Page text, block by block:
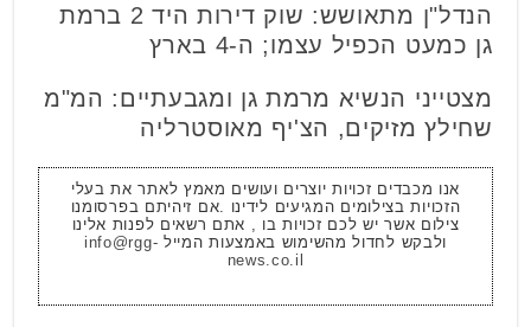
הנדל"ן מתאושש: שוק דירות היד 2 ברמת
גן כמעט הכפיל עצמו; ה-4 בארץ
מצטייני הנשיא מרמת גן ומגבעתיים: המ"מ
שחילץ מזיקים, הצ'יף מאוסטרליה
אנו מכבדים זכויות יוצרים ועושים מאמץ לאתר את בעלי
הזכויות בצילומים המגיעים לידינו .אם זיהיתם בפרסומנו
צילום אשר יש לכם זכויות בו , אתם רשאים לפנות אלינו
ולבקש לחדול מהשימוש באמצעות המייל info@rgg-
news.co.il